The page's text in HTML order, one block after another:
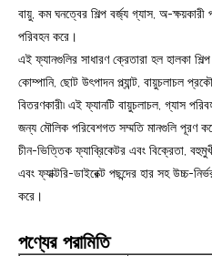
বায়ু, কম ঘনত্বের শিল্প বর্জ্য গ্যাস, অ-ক্ষয়কারী
পরিবহন করে।
এই ফ্যানগুলির সাধারণ ক্রেতারা হল হালকা শিল্প
কোম্পানি, ছোট উৎপাদন প্ল্যান্ট, বায়ুচলাচল
বিতরণকারী৷ এই ফ্যানটি বায়ুচলাচল, গ্যাস
জন্য মৌলিক পরিবেশগত সম্মতি মানগুলি
চীন-ভিত্তিক ফ্যাব্রিকেটর এবং বিক্রেতা,
এবং ফ্যাক্টরি-ডাইরেক্ট পছন্দের হার সহ উচ্চ-
করে।
পণ্যের পরামিতি